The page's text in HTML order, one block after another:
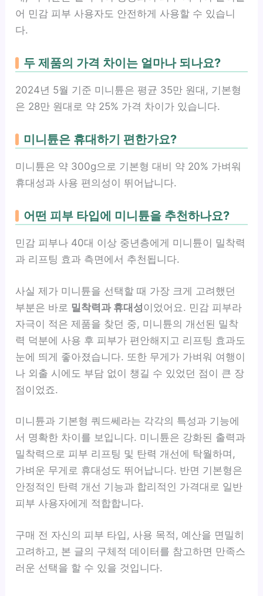
어 민감 피부 사용자도 안전하게 사용할 수 있습니
다.
두 제품의 가격 차이는 얼마나 되나요?
2024년 5월 기준 미니튠은 평균 35만 원대, 기본형
은 28만 원대로 약 25% 가격 차이가 있습니다.
미니튠은 휴대하기 편한가요?
미니튠은 약 300g으로 기본형 대비 약 20% 가벼워
휴대성과 사용 편의성이 뛰어납니다.
어떤 피부 타입에 미니튠을 추천하나요?
민감 피부나 40대 이상 중년층에게 미니튠이 밀착력
과 리프팅 효과 측면에서 추천됩니다.
사실 제가 미니튠을 선택할 때 가장 크게 고려했던
부분은 바로 밀착력과 휴대성이었어요. 민감 피부라
자극이 적은 제품을 찾던 중, 미니튠의 개선된 밀착
력 덕분에 사용 후 피부가 편안해지고 리프팅 효과도
눈에 띄게 좋아졌습니다. 또한 무게가 가벼워 여행이
나 외출 시에도 부담 없이 챙길 수 있었던 점이 큰 장
점이었죠.
미니튠과 기본형 쿼드쎄라는 각각의 특성과 기능에
서 명확한 차이를 보입니다. 미니튠은 강화된 출력과
밀착력으로 피부 리프팅 및 탄력 개선에 탁월하며,
가벼운 무게로 휴대성도 뛰어납니다. 반면 기본형은
안정적인 탄력 개선 기능과 합리적인 가격대로 일반
피부 사용자에게 적합합니다.
구매 전 자신의 피부 타입, 사용 목적, 예산을 면밀히
고려하고, 본 글의 구체적 데이터를 참고하면 만족스
러운 선택을 할 수 있을 것입니다.